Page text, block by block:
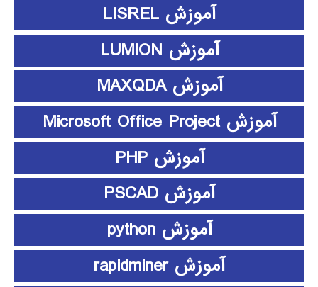
آموزش LISREL
آموزش LUMION
آموزش MAXQDA
آموزش Microsoft Office Project
آموزش PHP
آموزش PSCAD
آموزش python
آموزش rapidminer